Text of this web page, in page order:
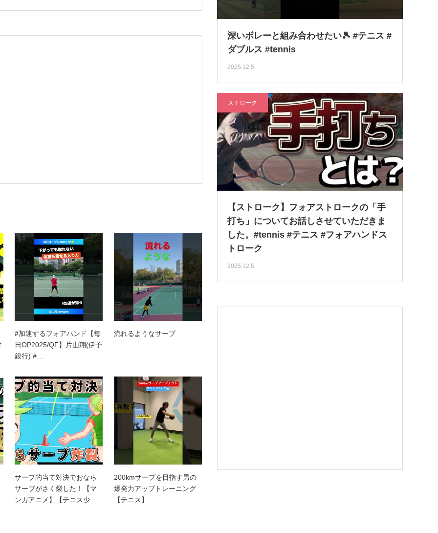
#加速するフォアハンド【毎
日OP2025/QF】片山翔(伊予
銀行) #…
流れるようなサーブ
サーブ的当て対決でおなら
サーブがさく裂した！【マ
ンガアニメ】【テニス少…
200kmサーブを目指す男の
爆発力アップトレーニング
【テニス】
深いボレーと組み合わせたい🎾 #テニス #
ダブルス #tennis
2025.12.5
ストローク
【ストローク】フォアストロークの「手
打ち」についてお話しさせていただきま
した。#tennis #テニス #フォアハンドス
トローク
2025.12.5